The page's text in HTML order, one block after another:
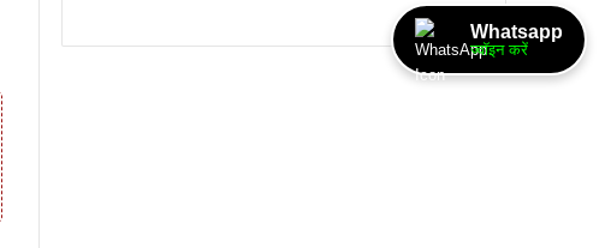
Whatsapp
ज्वॉइन करें